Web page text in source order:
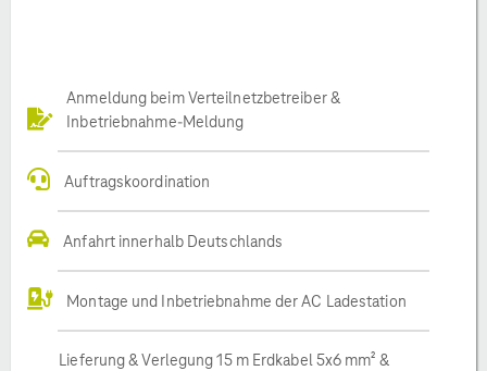
Anmeldung beim Verteilnetzbetreiber &
Inbetriebnahme-Meldung
Auftragskoordination
Anfahrt innerhalb Deutschlands
Montage und Inbetriebnahme der AC Ladestation
Lieferung & Verlegung 15 m Erdkabel 5x6 mm² &